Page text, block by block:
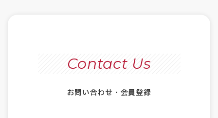
Contact Us
お問い合わせ・会員登録